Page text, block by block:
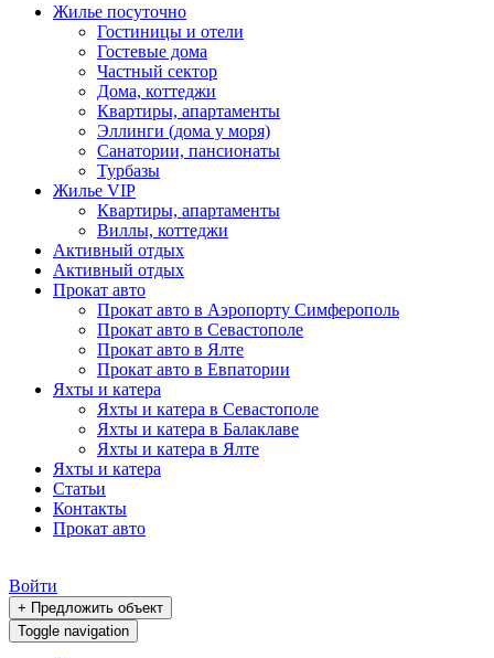
Жилье посуточно
Гостиницы и отели
Гостевые дома
Частный сектор
Дома, коттеджи
Квартиры, апартаменты
Эллинги (дома у моря)
Санатории, пансионаты
Турбазы
Жилье VIP
Квартиры, апартаменты
Виллы, коттеджи
Активный отдых
Активный отдых
Прокат авто
Прокат авто в Аэропорту Симферополь
Прокат авто в Севастополе
Прокат авто в Ялте
Прокат авто в Евпатории
Яхты и катера
Яхты и катера в Севастополе
Яхты и катера в Балаклаве
Яхты и катера в Ялте
Яхты и катера
Статьи
Контакты
Прокат авто
Войти
+ Предложить объект
Toggle navigation